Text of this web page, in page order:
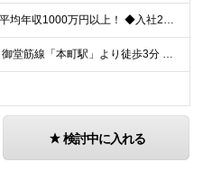
◆メンバーの平均年収1000万円以上！ ◆入社2年目・未経験入社で年収1000万円の社員も 月給：25万円以上＋賞与（年2回）＋インセンティブ(平均：年150万～2800万)＋随時昇給 ＜インセン
【 転勤なし・御堂筋線「本町駅」より徒歩3分 】 ■本社： 大阪府大阪市中央区淡路町3丁目6-3 御堂筋MTRビル1階 ≪アクセスの良さ抜群！≫ ★大阪の2大主要駅「淀屋橋」「本町」の ちょうど中
検討中に入れる